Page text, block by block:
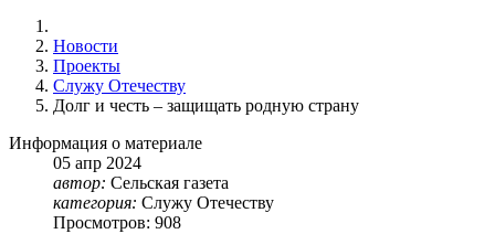
Новости
Проекты
Служу Отечеству
Долг и честь – защищать родную страну
Информация о материале
05 апр 2024
автор: Сельская газета
категория: Служу Отечеству
Просмотров: 908